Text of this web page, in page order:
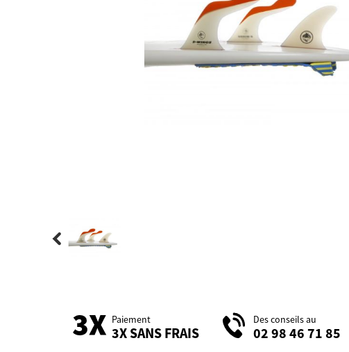
Paiement
3X SANS FRAIS
Des conseils au
02 98 46 71 85